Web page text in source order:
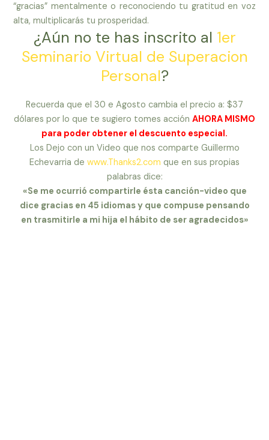
“gracias” mentalmen­te o reconociendo tu gratitud en voz
alta, multiplicarás tu prosperidad.
¿Aún no te has inscrito al 1er
Seminario Virtual de Superacion
Personal?
Recuerda que el 30 e Agosto cambia el precio a: $37
dólares por lo que te sugiero tomes acción AHORA MISMO
para poder obtener el descuento especial.
Los Dejo con un Video que nos comparte Guillermo
Echevarria de www.Thanks2.com que en sus propias
palabras dice:
«Se me ocurrió compartirle ésta canción-video que
dice gracias en 45 idiomas y que compuse pensando
en trasmitirle a mi hija el hábito de ser agradecidos»